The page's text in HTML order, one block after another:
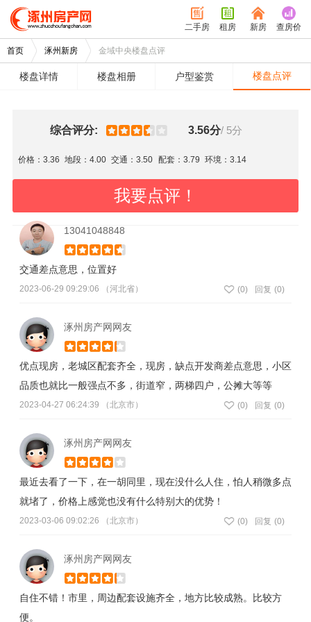
二手房 租房 新房 查房价
首页 涿州新房 金域中央楼盘点评
楼盘详情 楼盘相册 户型鉴赏 楼盘点评
综合评分: 3.56分/ 5分
价格：3.36 地段：4.00 交通：3.50 配套：3.79 环境：3.14
我要点评！
13041048848
交通差点意思，位置好
2023-06-29 09:29:06 （河北省） 回复 (0)
(0)
涿州房产网网友
优点现房，老城区配套齐全，现房，缺点开发商差点意思，小区
品质也就比一般强点不多，街道窄，两梯四户，公摊大等等
2023-04-27 06:24:39 （北京市） 回复 (0)
(0)
涿州房产网网友
最近去看了一下，在一胡同里，现在没什么人住，怕人稍微多点
就堵了，价格上感觉也没有什么特别大的优势！
2023-03-06 09:02:26 （北京市） 回复 (0)
(0)
涿州房产网网友
自住不错！市里，周边配套设施齐全，地方比较成熟。比较方
便。